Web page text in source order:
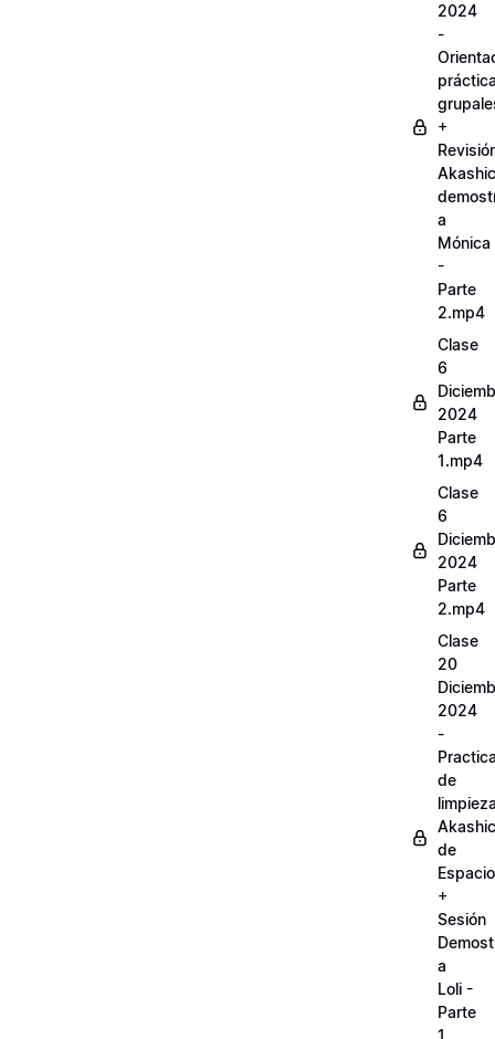
2024
-
+
a
Mónica
-
Parte
2.mp4
Clase
6
2024
Parte
1.mp4
Clase
6
2024
Parte
2.mp4
Clase
20
2024
-
de
de
+
Sesión
a
Loli -
Parte
1